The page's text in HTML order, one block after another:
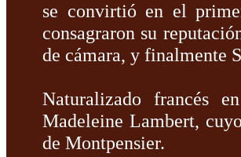
se convirtió en el
consagraron su
de cámara, y finalmente
Naturalizado francés
Madeleine Lambert,
de Montpensier.